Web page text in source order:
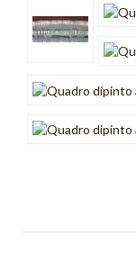
Graffiti
Intreccio
Luce